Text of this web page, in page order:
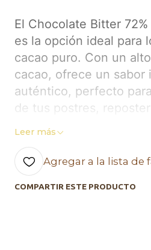
El Chocolate Bitter
es la opción ideal para
cacao puro. Con un
cacao, ofrece un sabor
auténtico, perfecto
de tus postres,
para disfrutarlo solo.
siguen dietas sin gluten
productos de alta
preparaciones.
Leer más
Agregar a la lista de
COMPARTIR ESTE PRODUCTO